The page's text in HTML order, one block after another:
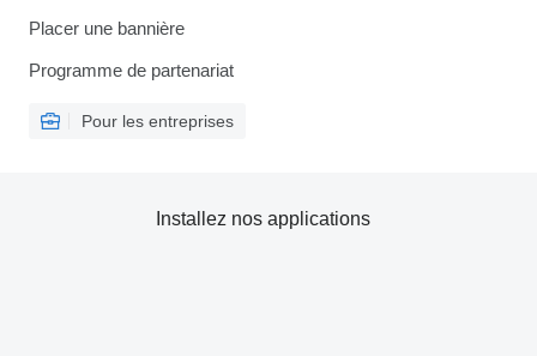
Placer une bannière
Programme de partenariat
Pour les entreprises
Installez nos applications